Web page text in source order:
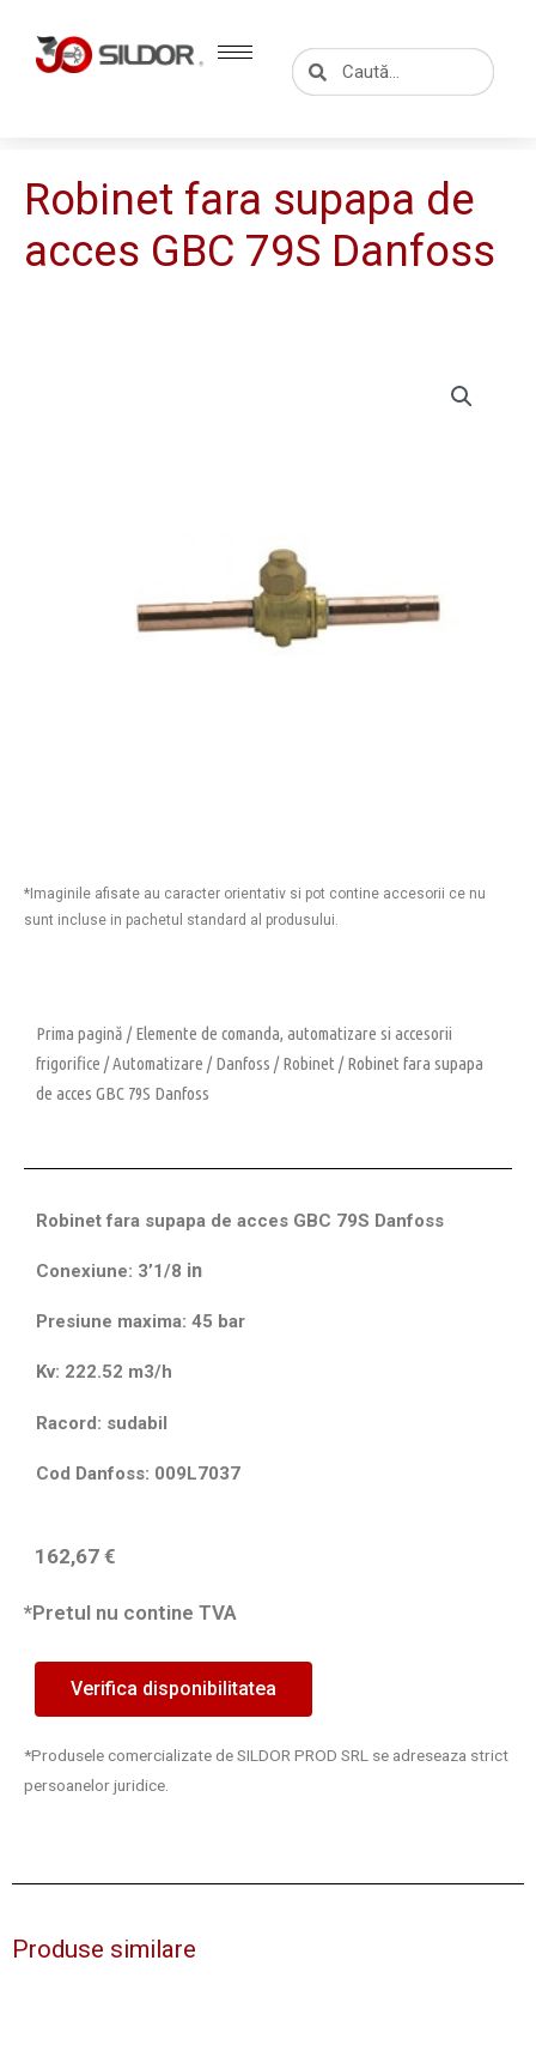
content
CautăCaută
Robinet fara supapa de
acces GBC 79S Danfoss
*Imaginile afisate au caracter orientativ si pot contine accesorii ce nu
sunt incluse in pachetul standard al produsului.
Prima pagină /Elemente de comanda, automatizare si accesorii
frigorifice /Automatizare /Danfoss /Robinet / Robinet fara supapa
de acces GBC 79S Danfoss
Robinet fara supapa de acces GBC 79S Danfoss
Conexiune: 3’1/8 in
Presiune maxima: 45 bar
Kv: 222.52 m3/h
Racord: sudabil
Cod Danfoss: 009L7037
162,67 €
*Pretul nu contine TVA
Verifica disponibilitatea
*Produsele comercializate de SILDOR PROD SRL se adreseaza strict
persoanelor juridice.
Produse similare